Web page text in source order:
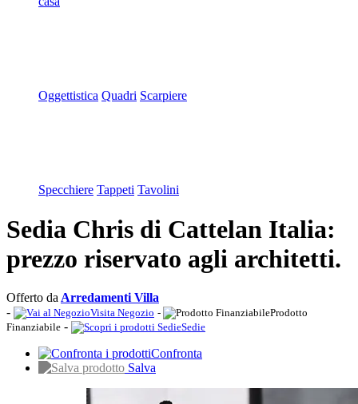
Oggettistica Quadri Scarpiere
Specchiere Tappeti Tavolini
Sedia Chris di Cattelan Italia:
prezzo riservato agli architetti.
Offerto da Arredamenti Villa
-
Visita Negozio -
Prodotto
Finanziabile - Sedie
Confronta
Salva